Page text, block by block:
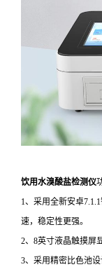
饮用水溴酸盐检测仪
1、采用全新安卓
速，稳定性更强。
2、8英寸液晶触摸屏
3、采用精密比色池